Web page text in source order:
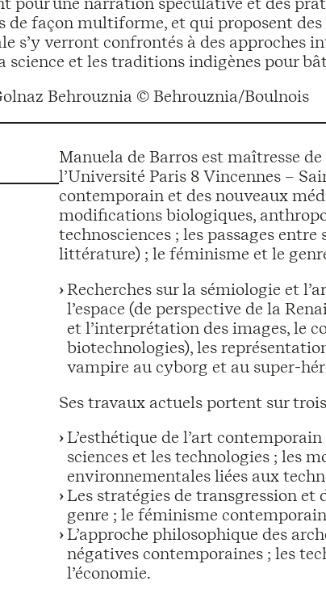
façon multiforme, et qui proposent
s’y verront confrontés à des approches
science et les traditions indigènes pour
Behrouznia © Behrouznia/Boulnois
Manuela de Barros est maîtresse
l’Université Paris 8 Vincennes –
contemporain et des nouveaux
modifications biologiques,
technosciences ; les passages
littérature) ; le féminisme et le
Recherches sur la sémiologie et
l’espace (de perspective de la
et l’interprétation des images, le
biotechnologies), les
vampire au cyborg et au super-
Ses travaux actuels portent sur
L’esthétique de l’art
sciences et les technologies ; les
environnementales liées aux
Les stratégies de transgression et
genre ; le féminisme
L’approche philosophique des
négatives contemporaines ; les
l’économie.